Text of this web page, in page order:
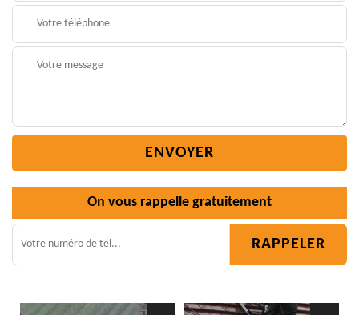
On vous rappelle gratuitement